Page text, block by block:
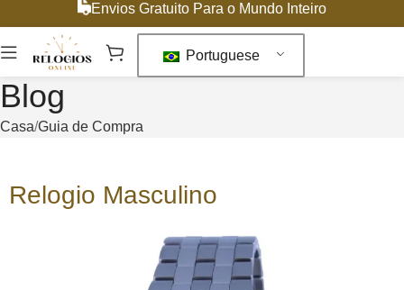
Envios Gratuito Para o Mundo Inteiro
Portuguese
Blog
Casa Guia de Compra
Relogio Masculino